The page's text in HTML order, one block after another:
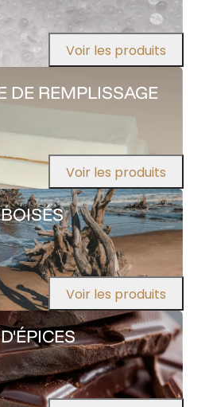
Voir les produits
DE REMPLISSAGE
Voir les produits
Voir les produits